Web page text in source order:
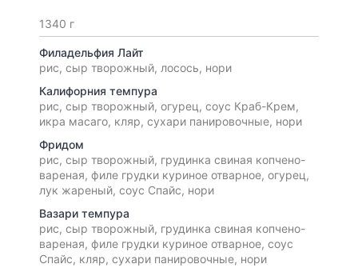
1340 г
Филадельфия Лайт
рис, сыр творожный, лосось, нори
Калифорния темпура
рис, сыр творожный, огурец, соус Краб-Крем,
икра масаго, кляр, сухари панировочные, нори
Фридом
рис, сыр творожный, грудинка свиная копчено-
вареная, филе грудки куриное отварное, огурец,
лук жареный, соус Спайс, нори
Вазари темпура
рис, сыр творожный, грудинка свиная копчено-
вареная, филе грудки куриное отварное, соус
Спайс, кляр, сухари панировочные, нори